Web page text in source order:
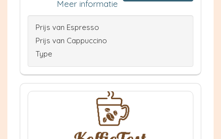
Meer informatie
Prijs van Espresso
Prijs van Cappuccino
Type